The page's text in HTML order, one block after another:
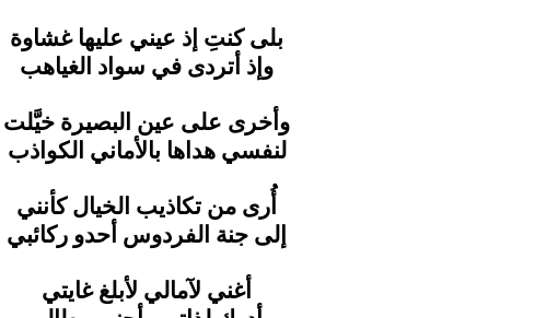
بلى كنتِ إذ عيني عليها غشاوة
وإذ أتردى في سواد الغياهب
وأخرى على عين البصيرة خيَّلت
لنفسي هداها بالأماني الكواذب
أُرى من تكاذيب الخيال كأنني
إلى جنة الفردوس أحدو ركائبي
أغني لآمالي لأبلغ غايتي